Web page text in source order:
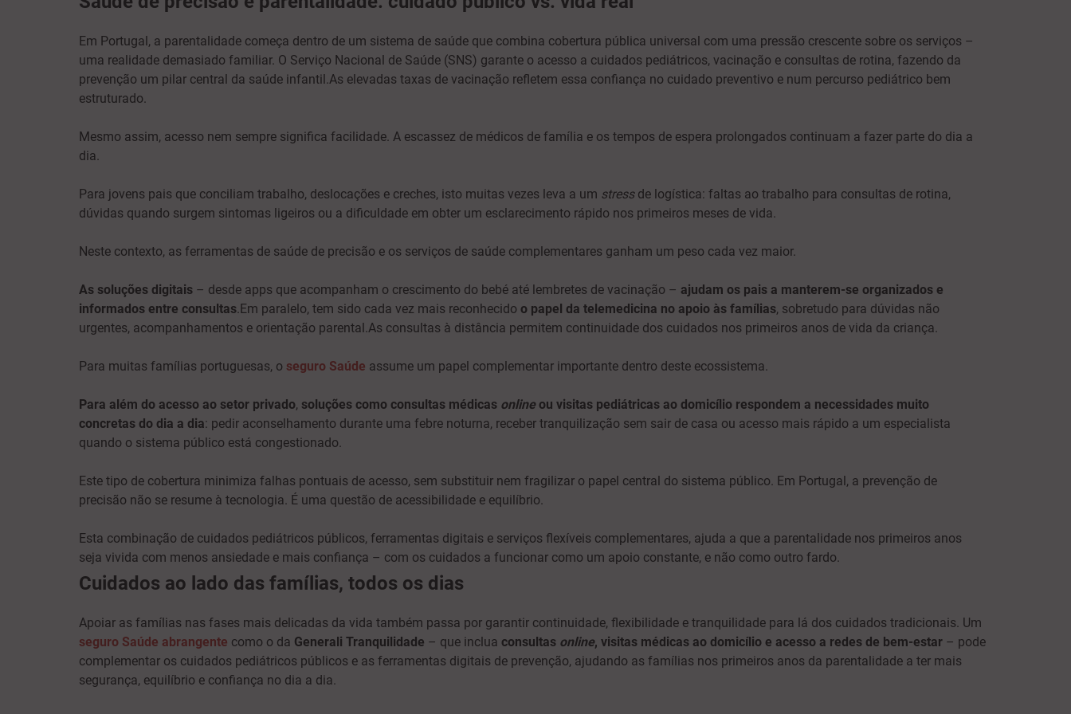
Em Portugal, a parentalidade começa dentro de um sistema de saúde que combina cobertura pública universal com uma pressão crescente sobre os serviços –
uma realidade demasiado familiar. O Serviço Nacional de Saúde (SNS) garante o acesso a cuidados pediátricos, vacinação e consultas de rotina, fazendo da
prevenção um pilar central da saúde infantil.As elevadas taxas de vacinação refletem essa confiança no cuidado preventivo e num percurso pediátrico bem
estruturado.
Mesmo assim, acesso nem sempre significa facilidade. A escassez de médicos de família e os tempos de espera prolongados continuam a fazer parte do dia a
dia.
Para jovens pais que conciliam trabalho, deslocações e creches, isto muitas vezes leva a um stressde logística: faltas ao trabalho para consultas de rotina,
dúvidas quando surgem sintomas ligeiros ou a dificuldade em obter um esclarecimento rápido nos primeiros meses de vida.
Neste contexto, as ferramentas de saúde de precisão e os serviços de saúde complementares ganham um peso cada vez maior.
As soluções digitais – desde apps que acompanham o crescimento do bebé até lembretes de vacinação – ajudam os pais a manterem-se organizados e
informados entre consultas.Em paralelo, tem sido cada vez mais reconhecido o papel da telemedicina no apoio às famílias, sobretudo para dúvidas não
urgentes, acompanhamentos e orientação parental.As consultas à distância permitem continuidade dos cuidados nos primeiros anos de vida da criança.
Para muitas famílias portuguesas, o seguro Saúde assume um papel complementar importante dentro deste ecossistema.
Para além do acesso ao setor privado, soluções como consultas médicas onlineou visitas pediátricas ao domicílio respondem a necessidades muito
concretas do dia a dia: pedir aconselhamento durante uma febre noturna, receber tranquilização sem sair de casa ou acesso mais rápido a um especialista
quando o sistema público está congestionado.
Este tipo de cobertura minimiza falhas pontuais de acesso, sem substituir nem fragilizar o papel central do sistema público. Em Portugal, a prevenção de
precisão não se resume à tecnologia. É uma questão de acessibilidade e equilíbrio.
Esta combinação de cuidados pediátricos públicos, ferramentas digitais e serviços flexíveis complementares, ajuda a que a parentalidade nos primeiros anos
seja vivida com menos ansiedade e mais confiança – com os cuidados a funcionar como um apoio constante, e não como outro fardo.
Cuidados ao lado das famílias, todos os dias
Apoiar as famílias nas fases mais delicadas da vida também passa por garantir continuidade, flexibilidade e tranquilidade para lá dos cuidados tradicionais. Um
seguro Saúde abrangente como o da Generali Tranquilidade – que inclua consultas online, visitas médicas ao domicílio e acesso a redes de bem-estar – pode
complementar os cuidados pediátricos públicos e as ferramentas digitais de prevenção, ajudando as famílias nos primeiros anos da parentalidade a ter mais
segurança, equilíbrio e confiança no dia a dia.